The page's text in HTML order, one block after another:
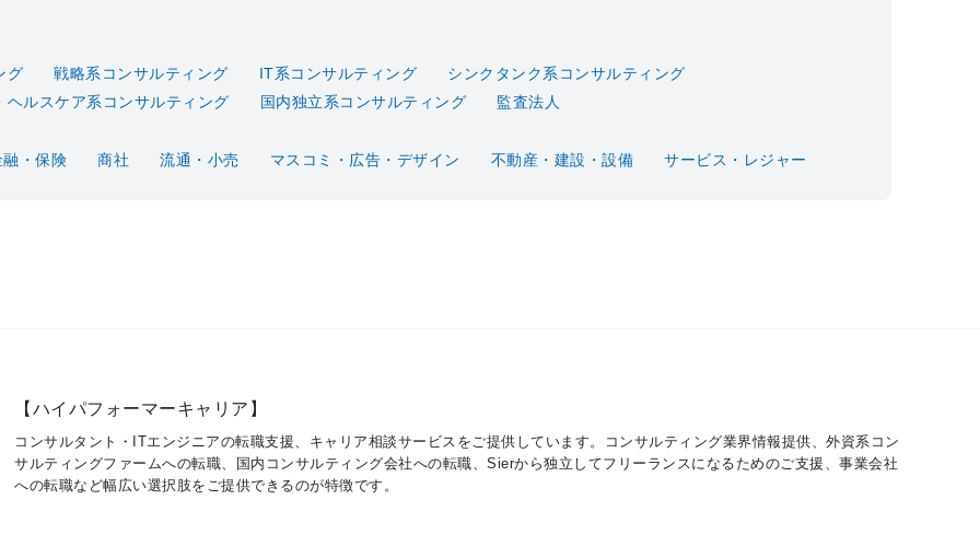
グ 戦略系コンサルティング IT系コンサルティング
シンクタンク系コンサルティング
ヘルスケア系コンサルティング
国内独立系コンサルティング 監査法人
融・保険 商社 流通・小売 マスコミ・広告・デザイン 不動産・建設・設備 サービス・レジャー
【ハイパフォーマーキャリア】
コンサルタント・ITエンジニアの転職支援、キャリア相談サービスをご提供しています。コンサルティング業界情報提供、外資系コン
サルティングファームへの転職、国内コンサルティング会社への転職、Sierから独立してフリーランスになるためのご支援、事業会社
への転職など幅広い選択肢をご提供できるのが特徴です。